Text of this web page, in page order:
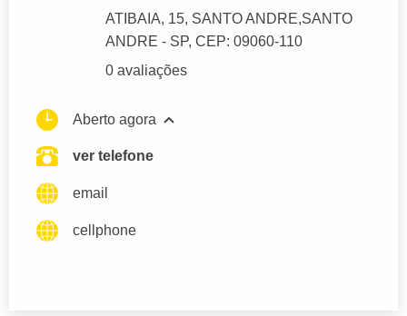
ATIBAIA, 15, SANTO ANDRE,SANTO
ANDRE - SP, CEP: 09060-110
0 avaliações
Aberto agora
ver telefone
email
cellphone